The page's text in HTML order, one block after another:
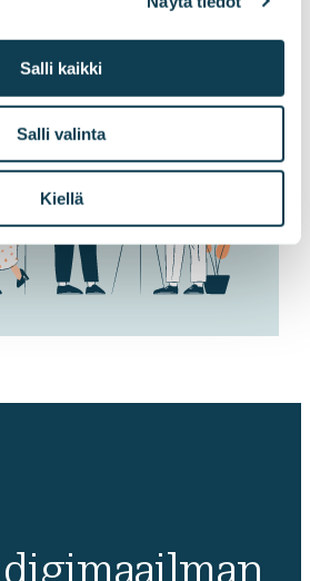
Salli kaikki
Salli valinta
Kiellä